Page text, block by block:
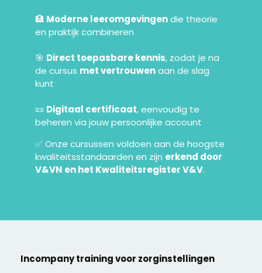
🏥 Moderne leeromgevingendie theorie
en praktijk combineren
🎯 Direct toepasbare kennis, zodat je na
de cursus met vertrouwenaan de slag
kunt
📜 Digitaal certificaat, eenvoudig te
beheren via jouw persoonlijke account
✅ Onze cursussen voldoen aan de hoogste
kwaliteitsstandaarden en zijn erkend door
V&VN en het Kwaliteitsregister V&V.
Incompany training voor zorginstellingen